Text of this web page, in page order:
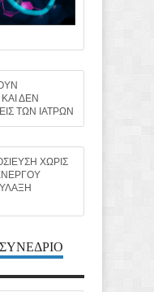
ΔΕΝ
ΤΩΝ ΙΑΤΡΩΝ
ΧΩΡΙΣ